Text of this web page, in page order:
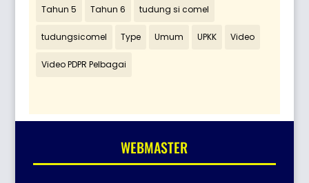
Tahun 5 Tahun 6 tudung si comel
tudungsicomel Type Umum UPKK Video
Video PDPR Pelbagai
WEBMASTER